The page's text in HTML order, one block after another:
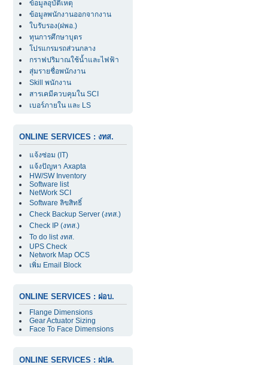
ข้อมูลอุบัติเหตุ
ข้อมูลพนักงานออกจากงาน
ใบรับรอง(ฝพอ.)
ทุนการศึกษาบุตร
โปรแกรมรถส่วนกลาง
กราฟปริมาณใช้น้ำและไฟฟ้า
สุ่มรายชื่อพนักงาน
Skill พนักงาน
สารเคมีควบคุมใน SCI
เบอร์ภายใน และ LS
ONLINE SERVICES : งทส.
แจ้งซ่อม (IT)
แจ้งปัญหา Axapta
HW/SW Inventory
Software list
NetWork SCI
Software ลิขสิทธิ์
Check Backup Server (งทส.)
Check IP (งทส.)
To do list งทส.
UPS Check
Network Map OCS
เพิ่ม Email Block
ONLINE SERVICES : ฝอบ.
Flange Dimensions
Gear Actuator Sizing
Face To Face Dimensions
ONLINE SERVICES : ฝปค.